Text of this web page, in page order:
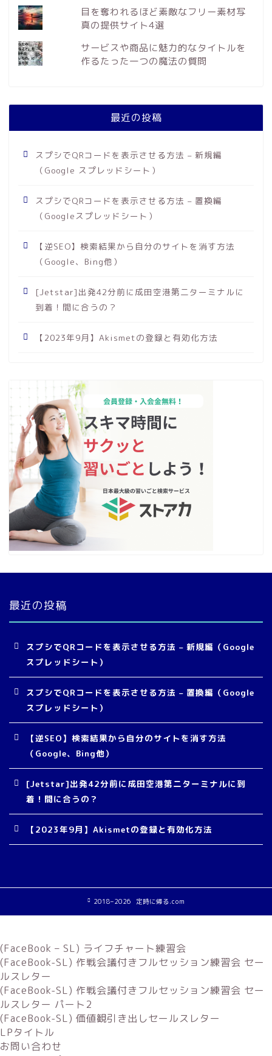
目を奪われるほど素敵なフリー素材写
真の提供サイト4選
サービスや商品に魅力的なタイトルを
作るたった一つの魔法の質問
最近の投稿
スプシでQRコードを表示させる方法 – 新規編
（Google スプレッドシート）
スプシでQRコードを表示させる方法 – 置換編
（Googleスプレッドシート）
【逆SEO】検索結果から自分のサイトを消す方法
（Google、Bing他）
[Jetstar]出発42分前に成田空港第二ターミナルに
到着！間に合うの？
【2023年9月】Akismetの登録と有効化方法
最近の投稿
スプシでQRコードを表示させる方法 – 新規編（Google
スプレッドシート）
スプシでQRコードを表示させる方法 – 置換編（Google
スプレッドシート）
【逆SEO】検索結果から自分のサイトを消す方法
（Google、Bing他）
[Jetstar]出発42分前に成田空港第二ターミナルに到
着！間に合うの？
【2023年9月】Akismetの登録と有効化方法
2018–2026 定時に帰る.com
(FaceBook – SL) ライフチャート練習会
(FaceBook-SL) 作戦会議付きフルセッション練習会 セー
ルスレター
(FaceBook-SL) 作戦会議付きフルセッション練習会 セー
ルスレター パート2
(FaceBook-SL) 価値観引き出しセールスレター
LPタイトル
お問い合わせ